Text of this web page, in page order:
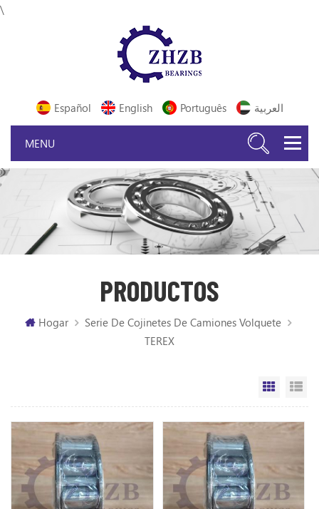
\
Español English Português العربية
PRODUCTOS
Hogar
Serie De Cojinetes De Camiones Volquete
TEREX
Vista